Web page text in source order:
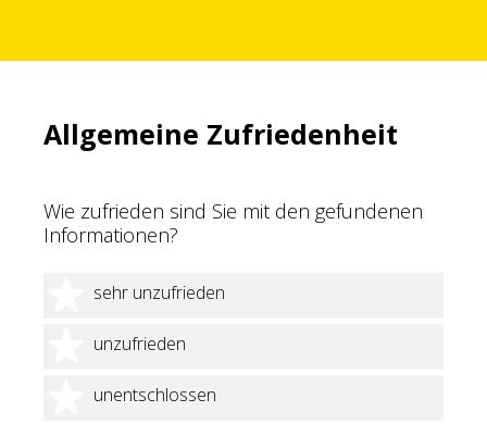
Allgemeine Zufriedenheit
Wie zufrieden sind Sie mit den gefundenen
Informationen?
sehr unzufrieden
1 Stern
unzufrieden
2 Sterne
unentschlossen
3 Sterne